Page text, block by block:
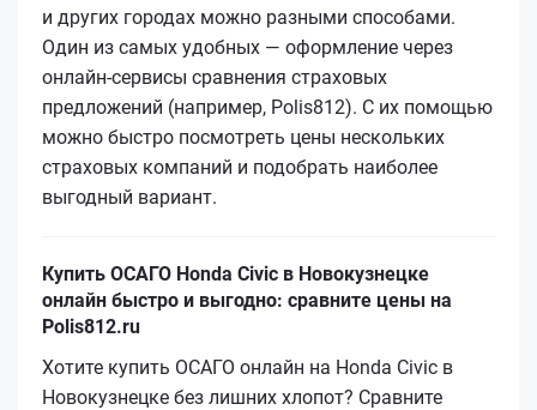
и других городах можно разными способами.
Один из самых удобных — оформление через
онлайн-сервисы сравнения страховых
предложений (например, Polis812). С их помощью
можно быстро посмотреть цены нескольких
страховых компаний и подобрать наиболее
выгодный вариант.
Купить ОСАГО Honda Civic в Новокузнецке
онлайн быстро и выгодно: сравните цены на
Polis812.ru
Хотите купить ОСАГО онлайн на Honda Civic в
Новокузнецке без лишних хлопот? Сравните